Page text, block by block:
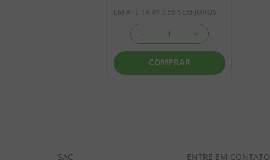
EM ATÉ 1 X R$ 3,59 SEM JUROS
＋
－
COMPRAR
SAC ENTRE EM CONTATO